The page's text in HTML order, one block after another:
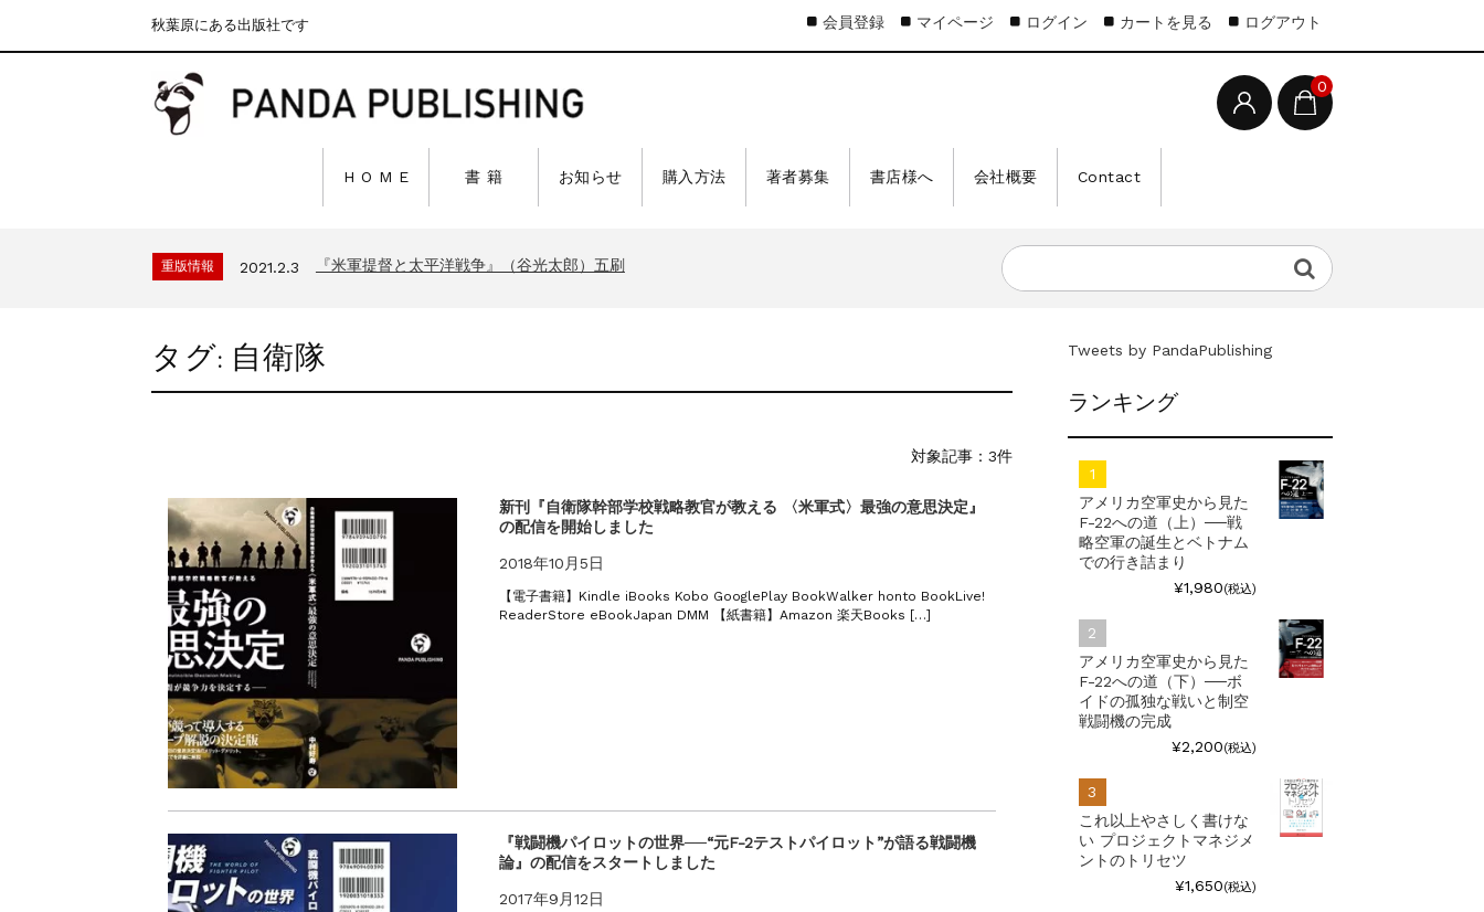
秋葉原にある出版社です
0
H O M E 書 籍 お知らせ 購入方法 著者募集 書店様へ 会社概要 Contact
会員登録 マイページ ログイン カートを見る ログアウト
『F-2超入門』（関 賢太郎）三刷
重版情報 2021.2.3 『米軍提督と太平洋戦争』（谷光太郎）五刷
重版情報 2020.12.18
2021.3.25
重版情報 2020.12.18 『F-2超入門』（関 賢太郎）三刷
タグ:自衛隊
対象記事：3件
新刊『自衛隊幹部学校戦略教官が教える 〈米軍式〉最強の意思決定』
の配信を開始しました
2018年10月5日
【電子書籍】Kindle iBooks Kobo GooglePlay BookWalker honto BookLive!
ReaderStore eBookJapan DMM 【紙書籍】Amazon 楽天Books […]
『戦闘機パイロットの世界──“元F-2テストパイロット”が語る戦闘機
論』の配信をスタートしました
2017年9月12日
Tweets by PandaPublishing
ランキング
アメリカ空軍史から見た
F-22への道（上）──戦
略空軍の誕生とベトナム
での行き詰まり
¥1,980(税込)
アメリカ空軍史から見た
F-22への道（下）──ボ
イドの孤独な戦いと制空
戦闘機の完成
¥2,200(税込)
これ以上やさしく書けな
い プロジェクトマネジメ
ントのトリセツ
¥1,650(税込)